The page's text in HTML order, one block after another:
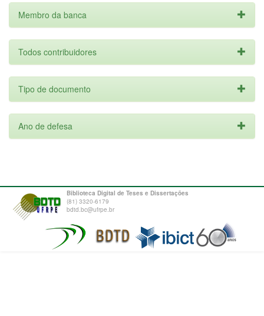
Membro da banca
Todos contribuidores
Tipo de documento
Ano de defesa
Biblioteca Digital de Teses e Dissertações
(81) 3320-6179
bdtd.bc@ufrpe.br